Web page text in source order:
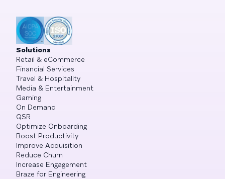
Solutions
Retail & eCommerce
Financial Services
Travel & Hospitality
Media & Entertainment
Gaming
On Demand
QSR
Optimize Onboarding
Boost Productivity
Improve Acquisition
Reduce Churn
Increase Engagement
Braze for Engineering